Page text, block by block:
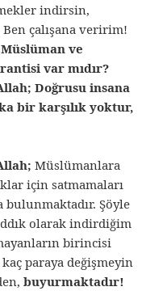
indirsin,
çalışana veririm!
ve
var mıdır?
Doğrusu insana
bir karşılık yoktur,
Müslümanlara
için satmamaları
Şöyle
olarak indirdiğim
birincisi
paraya değişmeyin
buyurmaktadır!